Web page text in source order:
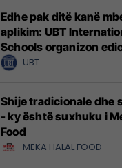
Edhe pak ditë kanë
aplikim: UBT
Schools organizon
të Testit Provues të
UBT
Shije tradicionale dhe
- ky është suxhuku i Meka Halal
Food
MEKA HALAL FOOD